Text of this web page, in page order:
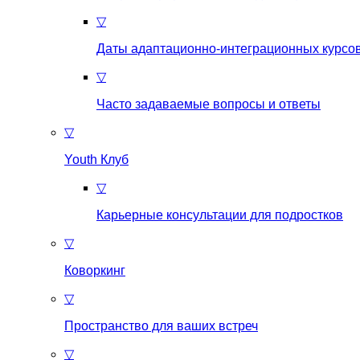
▽
Даты адаптационно-интеграционных
▽
Часто задаваемые вопросы и ответы
▽
Youth Клуб
▽
Карьерные консультации для подростков
▽
Коворкинг
▽
Пространство для ваших встреч
▽